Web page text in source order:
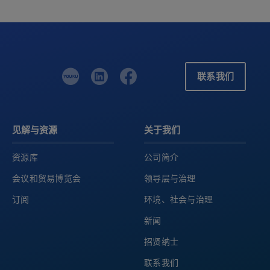
联系我们
见解与资源
资源库
会议和贸易博览会
订阅
关于我们
公司简介
领导层与治理
环境、社会与治理
新闻
招贤纳士
联系我们